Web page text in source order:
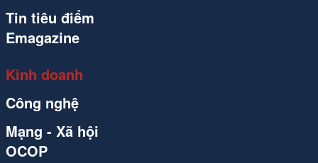
Tin tiêu điểm
Emagazine
Kinh doanh
Công nghệ
Mạng - Xã hội
OCOP